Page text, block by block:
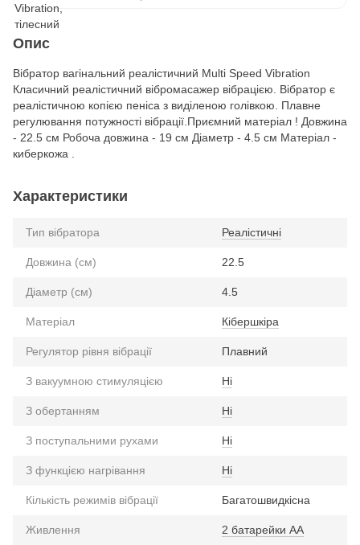
Опис
Вібратор вагінальний реалістичний Multi Speed Vibration
Класичний реалістичний вібромасажер вібрацією. Вібратор є
реалістичною копією пеніса з виділеною голівкою. Плавне
регулювання потужності вібрації.Приємний матеріал ! Довжина
- 22.5 см Робоча довжина - 19 см Діаметр - 4.5 см Матеріал -
киберкожа .
Характеристики
Тип вібратора Реалістичні
Довжина (см) 22.5
Діаметр (см) 4.5
Матеріал Кібершкіра
Регулятор рівня вібрації Плавний
З вакуумною стимуляцією Ні
З обертанням Ні
З поступальними рухами Ні
З функцією нагрівання Ні
Кількість режимів вібрації Багатошвидкісна
Живлення 2 батарейки АА